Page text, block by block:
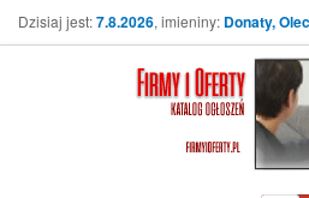
Dzisiaj jest:7.8.2026, imieniny: Donaty,